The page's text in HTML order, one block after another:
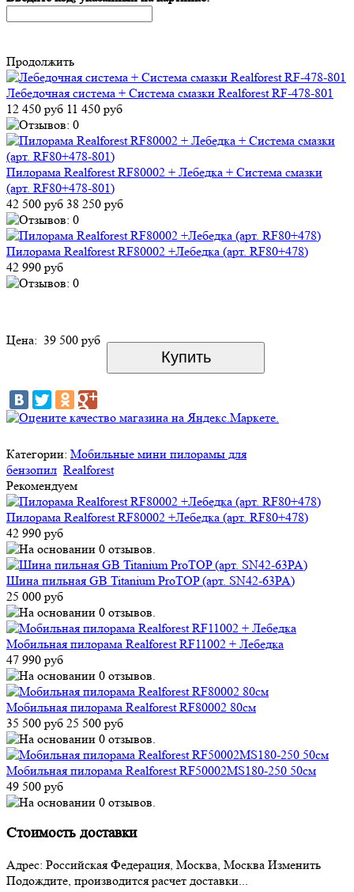
Продолжить
Лебедочная система + Система смазки Realforest RF-478-801
12 450 руб 11 450 руб
Пилорама Realforest RF80002 + Лебедка + Система смазки
(арт. RF80+478-801)
42 500 руб 38 250 руб
Пилорама Realforest RF80002 +Лебедка (арт. RF80+478)
42 990 руб
Цена: 39 500 руб
Категории: Мобильные мини пилорамы для
бензопил Realforest
Рекомендуем
Пилорама Realforest RF80002 +Лебедка (арт. RF80+478)
42 990 руб
Шина пильная GB Titanium ProTOP (арт. SN42-63PA)
25 000 руб
Мобильная пилорама Realforest RF11002 + Лебедка
47 990 руб
Мобильная пилорама Realforest RF80002 80см
35 500 руб 25 500 руб
Мобильная пилорама Realforest RF50002MS180-250 50см
49 500 руб
Стоимость доставки
Адрес: Российская Федерация, Москва, Москва Изменить
Подождите, производится расчет доставки...